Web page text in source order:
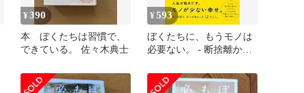
¥390
本 ぼくたちは習慣で、
できている。 佐々木典士
¥593
ぼくたちに、もうモノは
必要ない。 - 断捨離から